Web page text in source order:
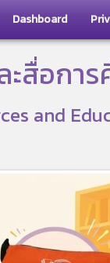
Dashboard
สื่อการ
and